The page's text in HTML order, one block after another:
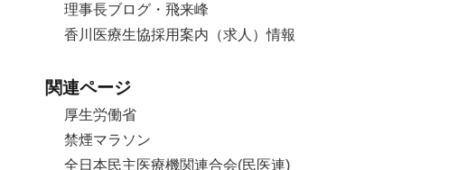
理事長ブログ・飛来峰
香川医療生協採用案内（求人）情報
関連ページ
厚生労働省
禁煙マラソン
全日本民主医療機関連合会(民医連)